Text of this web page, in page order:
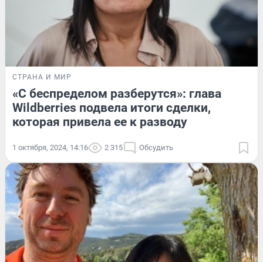
СТРАНА И МИР
«С беспределом разберутся»: глава
Wildberries подвела итоги сделки,
которая привела ее к разводу
1 октября, 2024, 14:16 2 315 Обсудить